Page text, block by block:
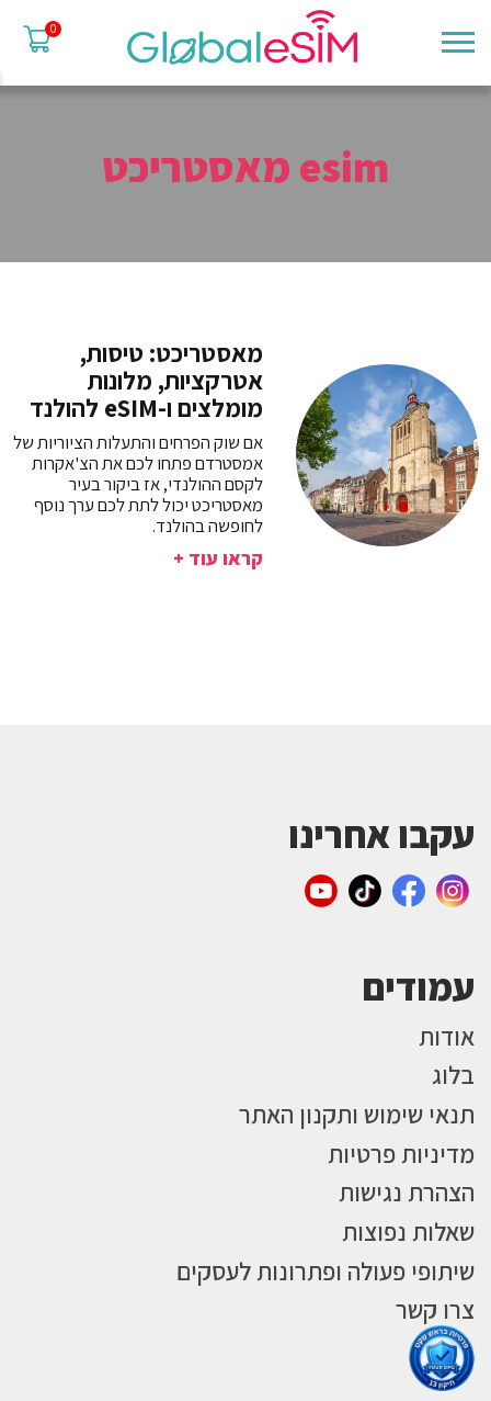
0
esim מאסטריכט
מאסטריכט: טיסות,
אטרקציות, מלונות
מומלצים ו-eSIM להולנד
אם שוק הפרחים והתעלות הציוריות של
אמסטרדם פתחו לכם את הצ'אקרות
לקסם ההולנדי, אז ביקור בעיר
מאסטריכט יכול לתת לכם ערך נוסף
לחופשה בהולנד.
קראו עוד +
עקבו אחרינו
עמודים
אודות
בלוג
תנאי שימוש ותקנון האתר
מדיניות פרטיות
הצהרת נגישות
שאלות נפוצות
שיתופי פעולה ופתרונות לעסקים
צרו קשר